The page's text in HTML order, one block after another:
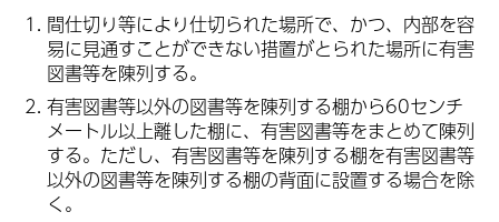
間仕切り等により仕切られた場所で、かつ、内部を容
易に見通すことができない措置がとられた場所に有害
図書等を陳列する。
有害図書等以外の図書等を陳列する棚から60センチ
メートル以上離した棚に、有害図書等をまとめて陳列
する。ただし、有害図書等を陳列する棚を有害図書等
以外の図書等を陳列する棚の背面に設置する場合を除
く。